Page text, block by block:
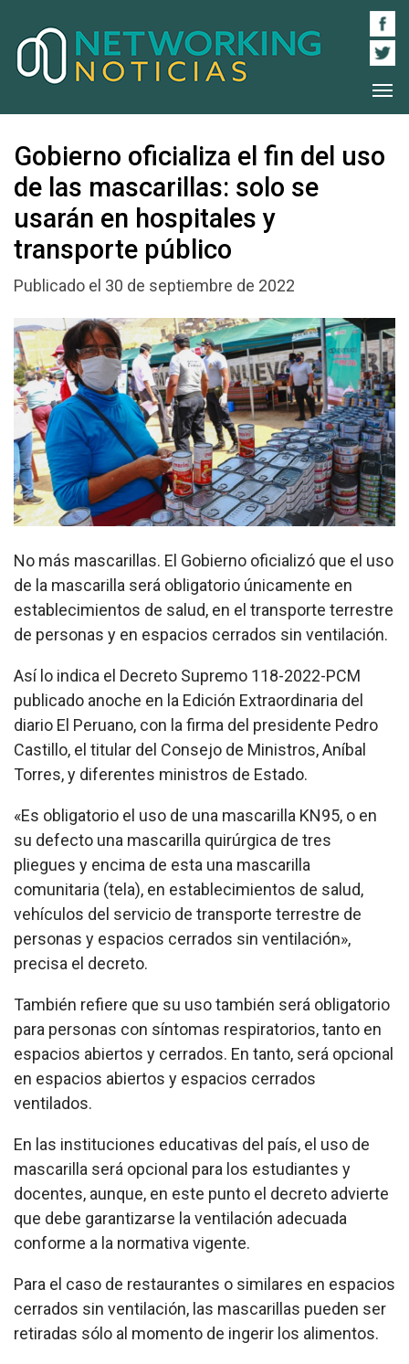
Gobierno oficializa el fin del uso
de las mascarillas: solo se
usarán en hospitales y
transporte público
Publicado el 30 de septiembre de 2022
No más mascarillas. El Gobierno oficializó que el uso
de la mascarilla será obligatorio únicamente en
establecimientos de salud, en el transporte terrestre
de personas y en espacios cerrados sin ventilación.
Así lo indica el Decreto Supremo 118-2022-PCM
publicado anoche en la Edición Extraordinaria del
diario El Peruano, con la firma del presidente Pedro
Castillo, el titular del Consejo de Ministros, Aníbal
Torres, y diferentes ministros de Estado.
«Es obligatorio el uso de una mascarilla KN95, o en
su defecto una mascarilla quirúrgica de tres
pliegues y encima de esta una mascarilla
comunitaria (tela), en establecimientos de salud,
vehículos del servicio de transporte terrestre de
personas y espacios cerrados sin ventilación»,
precisa el decreto.
También refiere que su uso también será obligatorio
para personas con síntomas respiratorios, tanto en
espacios abiertos y cerrados. En tanto, será opcional
en espacios abiertos y espacios cerrados
ventilados.
En las instituciones educativas del país, el uso de
mascarilla será opcional para los estudiantes y
docentes, aunque, en este punto el decreto advierte
que debe garantizarse la ventilación adecuada
conforme a la normativa vigente.
Para el caso de restaurantes o similares en espacios
cerrados sin ventilación, las mascarillas pueden ser
retiradas sólo al momento de ingerir los alimentos.